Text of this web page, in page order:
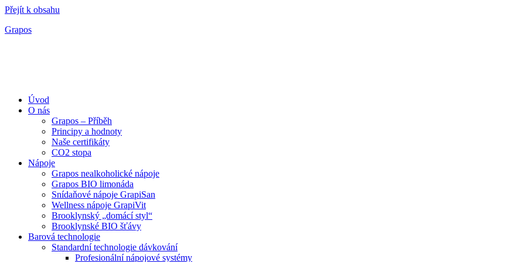
Přejít k obsahu
Grapos
Úvod
O nás
Grapos – Příběh
Principy a hodnoty
Naše certifikáty
CO2 stopa
Nápoje
Grapos nealkoholické nápoje
Grapos BIO limonáda
Snídaňové nápoje GrapiSan
Wellness nápoje GrapiVit
Brooklynský „domácí styl“
Brooklynské BIO šťávy
Barová technologie
Standardní technologie dávkování
Profesionální nápojové systémy